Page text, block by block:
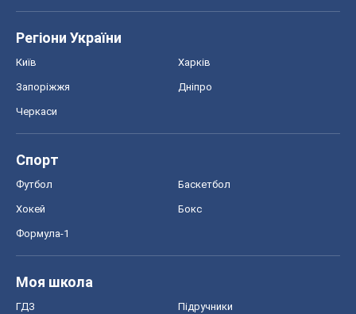
Регіони України
Київ Харків
Запоріжжя Дніпро
Черкаси
Спорт
Футбол Баскетбол
Хокей Бокс
Формула-1
Моя школа
ГДЗ Підручники